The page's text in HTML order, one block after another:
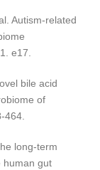
Autism-related
e17.
bile acid
of
464.
long-term
human gut